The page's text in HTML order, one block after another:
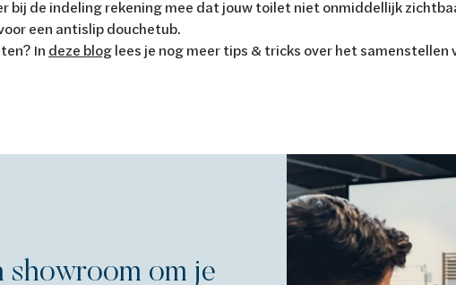
bij de indeling rekening mee dat jouw toilet niet onmiddellijk
een antislip douchetub.
In deze bloglees je nog meer tips & tricks over het samenstellen
showroom om je